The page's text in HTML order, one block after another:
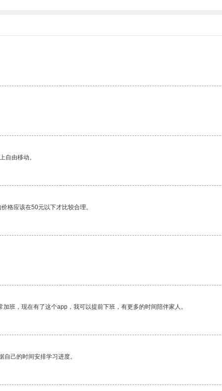
自由移动。
格应该在50元以下才比较合理。
班，现在有了这个app，我可以提前下班，有更多的时间陪伴家人。
己的时间安排学习进度。